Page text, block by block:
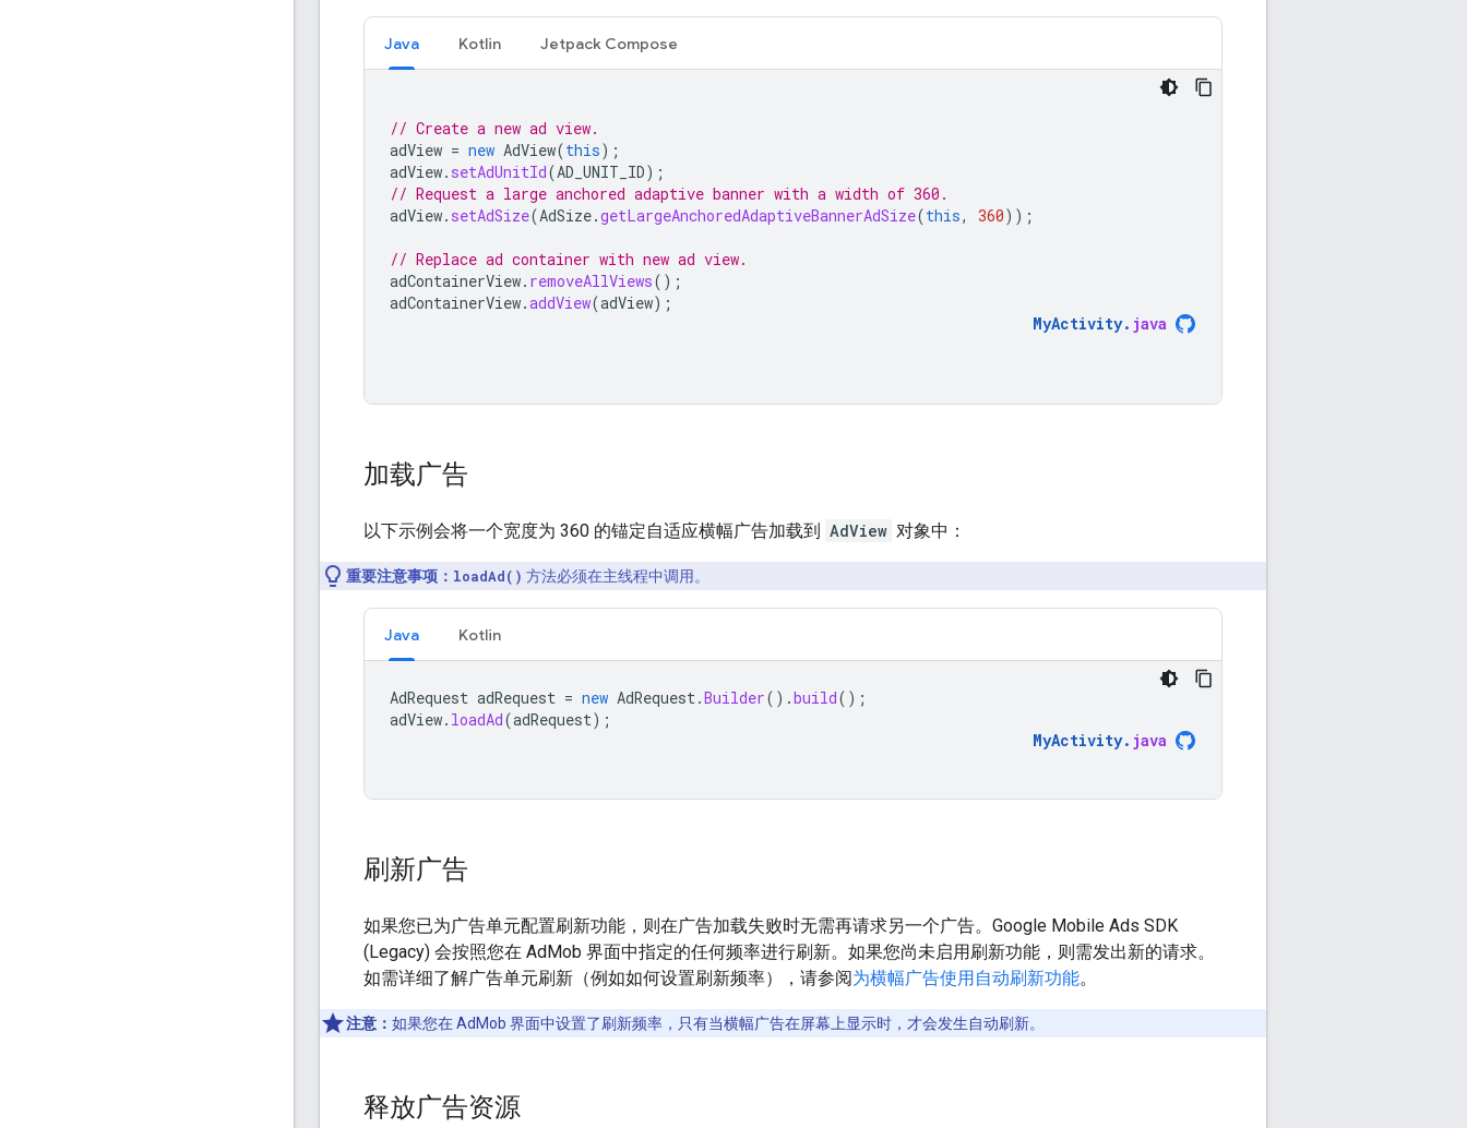
Java Kotlin Jetpack Compose
// Create a new ad view.
adView = new AdView(this);
adView. setAdUnitId(AD_UNIT_ID);
// Request a large anchored adaptive banner with a width of 360.
adView. setAdSize(AdSize.getLargeAnchoredAdaptiveBannerAdSize(this, 360));
// Replace ad container with new ad view.
adContainerView. removeAllViews();
adContainerView.addView(adView);
MyActivity. java
加载广告
以下示例会将一个宽度为 360 的锚定自适应横幅广告加载到 AdView 对象中：
重要注意事项： loadAd() 方法必须在主线程中调用。
Java Kotlin
AdRequest adRequest = new AdRequest.Builder().build();
adView. loadAd(adRequest);
MyActivity. java
刷新广告
如果您已为广告单元配置刷新功能，则在广告加载失败时无需再请求另一个广告。 Google Mobile Ads SDK
(Legacy) 会按照您在 AdMob 界面中指定的任何频率进行刷新。如果您尚未启用刷新功能，则需发出新的请求。
如需详细了解广告单元刷新（例如如何设置刷新频率），请参阅为横幅广告使用自动刷新功能。
注意： 如果您在 AdMob 界面中设置了刷新频率，只有当横幅广告在屏幕上显示时，才会发生自动刷新。
释放广告资源